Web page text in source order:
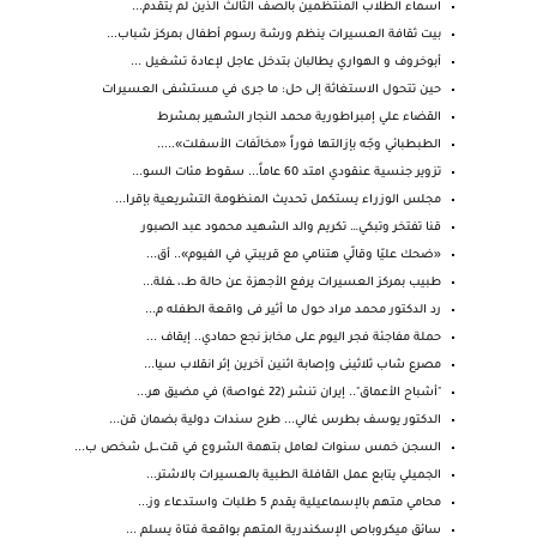
اسماء الطلاب المنتظمين بالصف الثالث الذين لم يتقدم...
بيت ثقافة العسيرات ينظم ورشة رسوم أطفال بمركز شباب...
أبوخروف و الهواري يطالبان بتدخل عاجل لإعادة تشغيل ...
حين تتحول الاستغاثة إلى حل: ما جرى في مستشفى العسيرات
القضاء علي إمبراطورية محمد النجار الشهير بمشرط
الطبطبائي وجّه بإزالتها فوراً «مخالَفات الأسفلت».....
تزوير جنسية عنقودي امتد 60 عاماً... سقوط مئات السو...
مجلس الوزراء يستكمل تحديث المنظومة التشريعية بإقرا...
قنا تفتخر وتبكي… تكريم والد الشهيد محمود عبد الصبور
«ضحك عليّا وقالّي هتنامي مع قريبتي في الفيوم».. أق...
طبيب بمركز العسيرات يرفع الأجهزة عن حالة طـ،، ـفلة...
رد الدكتور محمد مراد حول ما أثير فى واقعة الطفله م...
حملة مفاجئة فجر اليوم على مخابز نجع حمادي.. إيقاف ...
مصرع شاب ثلاثينى وإصابة اثنين آخرين إثر انقلاب سيا...
"أشباح الأعماق".. إيران تنشر (22 غواصة) في مضيق هر...
الدكتور يوسف بطرس غالي... طرح سندات دولية بضمان قن...
السجن خمس سنوات لعامل بتهمة الشروع في قت،ــل شخص ب...
الجميلي يتابع عمل القافلة الطبية بالعسيرات بالاشتر...
محامي متهم بالإسماعيلية يقدم 5 طلبات واستدعاء وز...
سائق ميكروباص الإسكندرية المتهم بواقعة فتاة يسلم ...